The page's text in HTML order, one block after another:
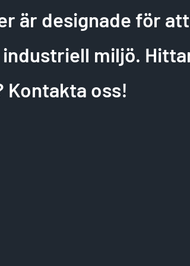
är designade för
industriell miljö.
Kontakta oss!